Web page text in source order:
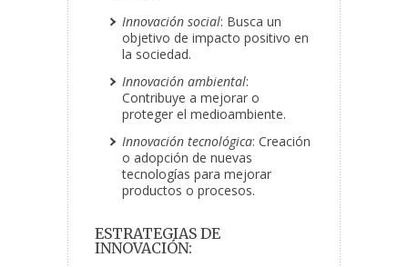
Innovación social: Busca un
objetivo de impacto positivo en
la sociedad.
Innovación ambiental:
Contribuye a mejorar o
proteger el medioambiente.
Innovación tecnológica: Creación
o adopción de nuevas
tecnologías para mejorar
productos o procesos.
ESTRATEGIAS DE
INNOVACIÓN: